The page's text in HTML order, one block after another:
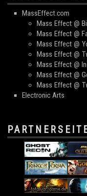
MassEffect.com
Mass Effect @
Mass Effect @
Mass Effect @
Mass Effect @
Mass Effect @
Mass Effect @
Mass Effect @
Electronic Arts